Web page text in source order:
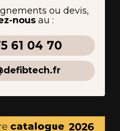
ou devis,
nous au :
61 04 70